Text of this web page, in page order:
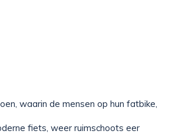
waarin de mensen op hun fatbike,
fiets, weer ruimschoots eer